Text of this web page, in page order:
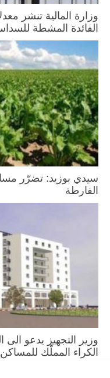
وزارة المالية تنشر
الفائدة المشطة
سيدي بوزيد: تضرّر
الفارطة
وزير التجهيز يدعو
الكراء المملّك للمساكن